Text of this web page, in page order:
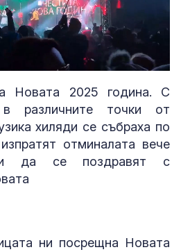
Новата 2025 година. С
различните точки от
хиляди се събраха по
отминалата вече
да се поздравят с
ни посрещна Новата